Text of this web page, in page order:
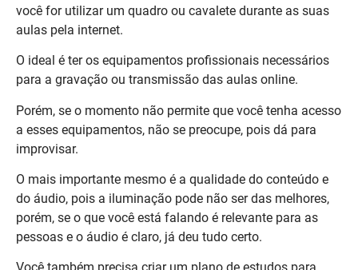
você for utilizar um quadro ou cavalete durante as suas
aulas pela internet.
O ideal é ter os equipamentos profissionais necessários
para a gravação ou transmissão das aulas online.
Porém, se o momento não permite que você tenha acesso
a esses equipamentos, não se preocupe, pois dá para
improvisar.
O mais importante mesmo é a qualidade do conteúdo e
do áudio, pois a iluminação pode não ser das melhores,
porém, se o que você está falando é relevante para as
pessoas e o áudio é claro, já deu tudo certo.